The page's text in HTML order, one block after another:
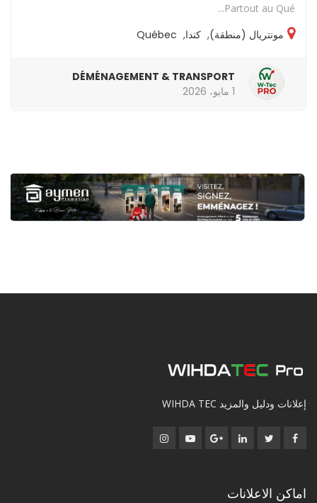
Partout au Qué...
مونتريال (منطقة), كندا,
Québec
DÉMÉNAGEMENT & TRANSPORT
1 مايو، 2026
إعلانات ودليل والمزيد WIHDA TEC
اماكن الاعلانات